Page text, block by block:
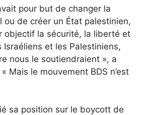
pour but de changer la
ou de créer un État palestinien,
objectif la sécurité, la liberté et
Israéliens et les Palestiniens,
nous le soutiendraient », a
Mais le mouvement BDS n’est
sa position sur le boycott de